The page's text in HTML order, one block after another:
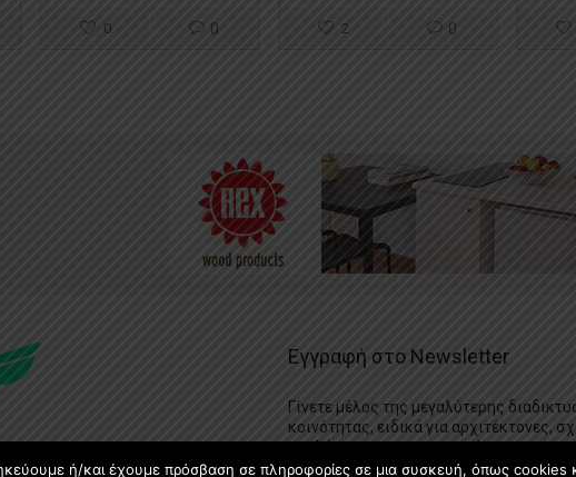
0 0 2 0
Εγγραφή στο Newsletter
Γίνετε μέλος της μεγαλύτερης
κοινότητας, ειδικά για αρχιτέκτονες,
και λάτρεις της κατασκευής και του
επίπλων.
ή/και έχουμε πρόσβαση σε πληροφορίες σε μια συσκευή, όπως